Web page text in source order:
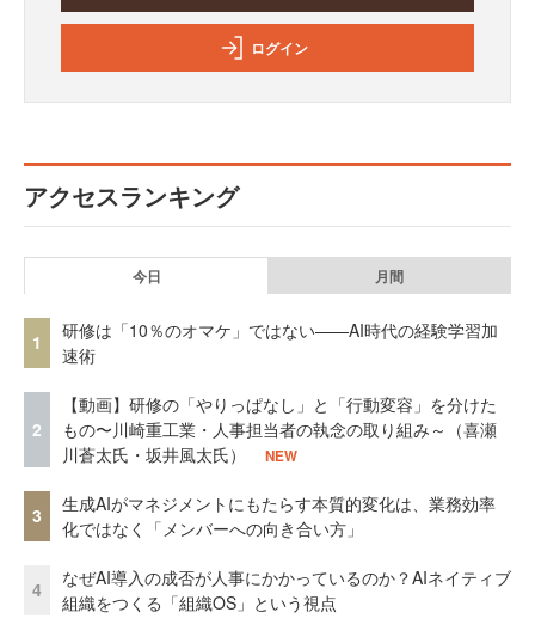
ログイン
アクセスランキング
今日 月間
1
研修は「10％のオマケ」ではない——AI時代の経験学習加
速術
2
【動画】研修の「やりっぱなし」と「行動変容」を分けた
もの〜川崎重工業・人事担当者の執念の取り組み～（喜瀬
川蒼太氏・坂井風太氏）
NEW
3
生成AIがマネジメントにもたらす本質的変化は、業務効率
化ではなく「メンバーへの向き合い方」
4
なぜAI導入の成否が人事にかかっているのか？AIネイティブ
組織をつくる「組織OS」という視点